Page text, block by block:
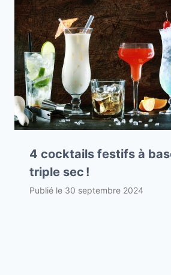
4 cocktails festifs à
triple sec !
Publié le 30 septembre 2024